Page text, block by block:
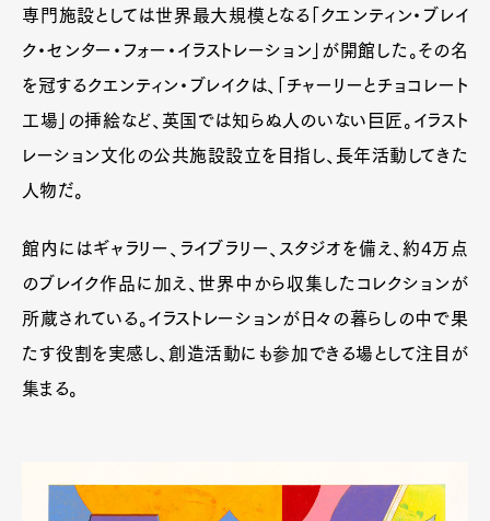
専門施設としては世界最大規模となる「クエンティン・ブレイ
ク・センター・フォー・イラストレーション」が開館した。その名
を冠するクエンティン・ブレイクは、「チャーリーとチョコレート
工場」の挿絵など、英国では知らぬ人のいない巨匠。イラスト
レーション文化の公共施設設立を目指し、長年活動してきた
人物だ。
館内にはギャラリー、ライブラリー、スタジオを備え、約4万点
のブレイク作品に加え、世界中から収集したコレクションが
所蔵されている。イラストレーションが日々の暮らしの中で果
たす役割を実感し、創造活動にも参加できる場として注目が
集まる。